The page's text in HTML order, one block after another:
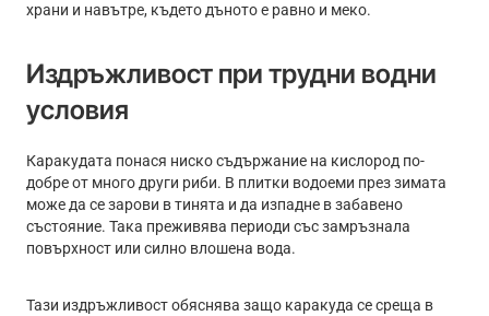
храни и навътре, където дъното е равно и меко.
Издръжливост при трудни водни
условия
Каракудата понася ниско съдържание на кислород по-
добре от много други риби. В плитки водоеми през зимата
може да се зарови в тинята и да изпадне в забавено
състояние. Така преживява периоди със замръзнала
повърхност или силно влошена вода.
Тази издръжливост обяснява защо каракуда се среща в